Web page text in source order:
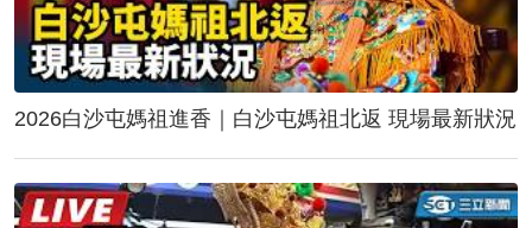
2026白沙屯媽祖進香｜白沙屯媽祖北返 現場最新狀況